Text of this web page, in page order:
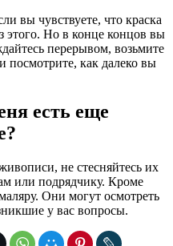
вы чувствуете, что краска
этого. Но в конце концов вы
перерывом, возьмите
посмотрите, как далеко вы
есть еще
не стесняйтесь их
или подрядчику. Кроме
Они могут осмотреть
у вас вопросы.